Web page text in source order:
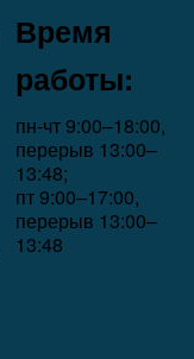
Время
работы:
пн-чт 9:00–18:00,
перерыв 13:00–
13:48;
пт 9:00–17:00,
перерыв 13:00–
13:48